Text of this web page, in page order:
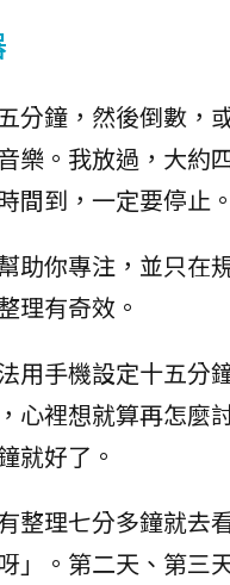
分鐘，然後倒數，
樂。我放過，大約
間到，一定要停止。
助你專注，並只在
理有奇效。
用手機設定十五分
心裡想就算再怎麼
就好了。
整理七分多鐘就去
」。第二天、第三